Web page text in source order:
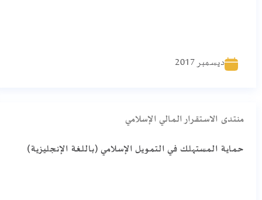
ديسمبر 2017
منتدى الاستقرار المالي الإسلامي
حماية المستهلك في التمويل الإسلامي (باللغة الإنجليزية)